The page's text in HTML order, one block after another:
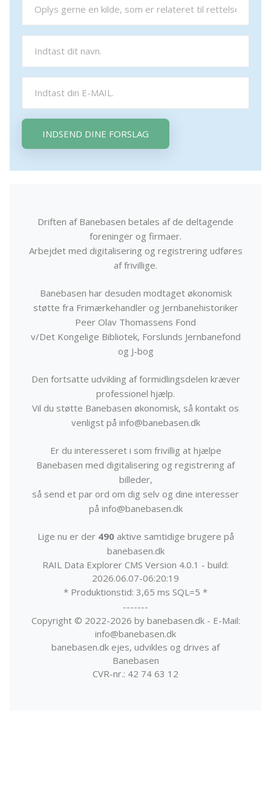
INDSEND DINE FORSLAG
Driften af Banebasen betales af de deltagende
foreninger og firmaer.
Arbejdet med digitalisering og registrering udføres
af frivillige.
Banebasen har desuden modtaget økonomisk
støtte fra Frimærkehandler og Jernbanehistoriker
Peer Olav Thomassens Fond
v/Det Kongelige Bibliotek, Forslunds Jernbanefond
og J-bog
Den fortsatte udvikling af formidlingsdelen kræver
professionel hjælp.
Vil du støtte Banebasen økonomisk, så kontakt os
venligst på info@banebasen.dk
Er du interesseret i som frivillig at hjælpe
Banebasen med digitalisering og registrering af
billeder,
så send et par ord om dig selv og dine interesser
på info@banebasen.dk
Lige nu er der 490aktive samtidige brugere på
banebasen.dk
RAIL Data Explorer CMS Version 4.0.1 - build:
2026.06.07-06:20:19
* Produktionstid: 3,65 ms SQL=5 *
-------
Copyright © 2022-2026 by banebasen.dk - E-Mail:
info@banebasen.dk
banebasen.dk ejes, udvikles og drives af
Banebasen
CVR-nr.: 42 74 63 12